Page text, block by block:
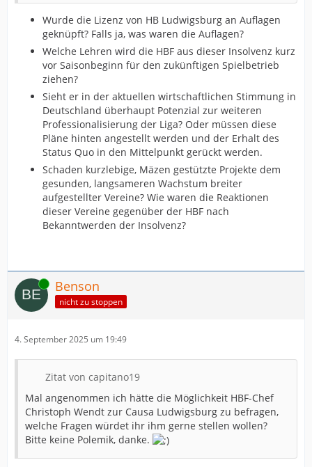
Wurde die Lizenz von HB Ludwigsburg an Auflagen
geknüpft? Falls ja, was waren die Auflagen?
Welche Lehren wird die HBF aus dieser Insolvenz kurz
vor Saisonbeginn für den zukünftigen Spielbetrieb
ziehen?
Sieht er in der aktuellen wirtschaftlichen Stimmung in
Deutschland überhaupt Potenzial zur weiteren
Professionalisierung der Liga? Oder müssen diese
Pläne hinten angestellt werden und der Erhalt des
Status Quo in den Mittelpunkt gerückt werden.
Schaden kurzlebige, Mäzen gestützte Projekte dem
gesunden, langsameren Wachstum breiter
aufgestellter Vereine? Wie waren die Reaktionen
dieser Vereine gegenüber der HBF nach
Bekanntwerden der Insolvenz?
Online Benson
nicht zu stoppen
4. September 2025 um 19:49
Zitat von capitano19
Mal angenommen ich hätte die Möglichkeit HBF-Chef
Christoph Wendt zur Causa Ludwigsburg zu befragen,
welche Fragen würdet ihr ihm gerne stellen wollen?
Bitte keine Polemik, danke.